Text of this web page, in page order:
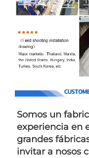
Somos un
experiencia en
grandes
invitar a nosos